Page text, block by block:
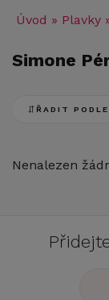
Úvod » Plavky
Simone
ŘADIT
Nenalezen